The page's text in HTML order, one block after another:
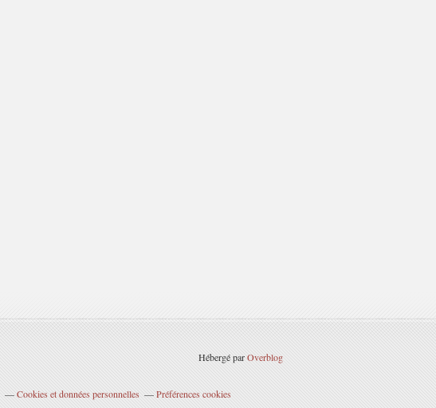
Hébergé parOverblog
Cookies et données personnelles Préférences cookies